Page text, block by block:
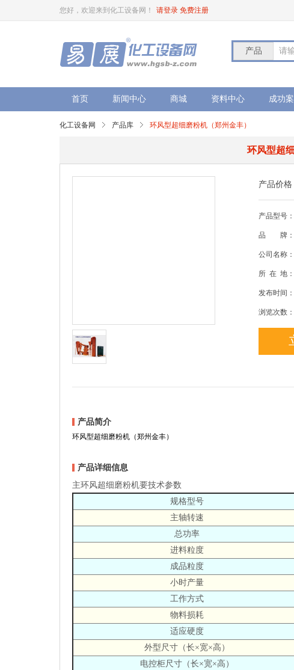
您好，欢迎来到化工设备网！ 请登录 免费注册
产品 请
首页 新闻中心 商城 资料中心 成功
化工设备网 产品库 环风型超细磨粉机（郑州金丰）
环风型超
产品价格
产品型号：
品 牌：
公司名称
所 在 地
发布时间
浏览次数：
产品简介
环风型超细磨粉机（郑州金丰）
产品详细信息
主环风超细磨粉机要技术参数
规格型号
主轴转速
总功率
进料粒度
成品粒度
小时产量
工作方式
物料损耗
适应硬度
外型尺寸（长×宽×高）
电控柜尺寸（长×宽×高）